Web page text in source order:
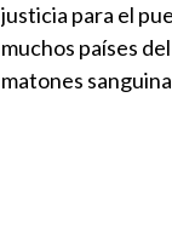
justicia para el
muchos países
matones